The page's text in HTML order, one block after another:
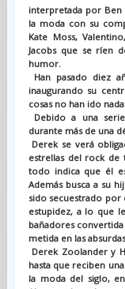
interpretada por Ben
la moda con su
Kate Moss,
Jacobs que se ríen
humor.
Han pasado diez
inaugurando su
cosas no han ido
Debido a una
durante más de una
Derek se verá
estrellas del rock de
todo indica que él
Además busca a su
sido secuestrado por
estupidez, a lo que
bañadores
metida en las
Derek Zoolander y
hasta que reciben
la moda del siglo,